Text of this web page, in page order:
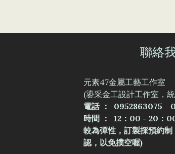
聯絡
元素47金屬工藝工作室
(鎏采金工設計工作室，
電話 ： 0952863075
時間 ： 12：00 - 20：
較為彈性，訂製採預約
認，以免撲空喔)